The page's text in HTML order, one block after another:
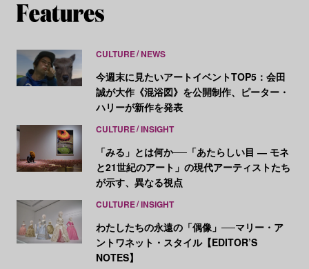
CULTURE NEWS
今週末に見たいアートイベントTOP5：会田
誠が大作《混浴図》を公開制作、ピーター・
ハリーが新作を発表
CULTURE INSIGHT
「みる」とは何か──「あたらしい目 ― モネ
と21世紀のアート」の現代アーティストたち
が示す、異なる視点
CULTURE INSIGHT
わたしたちの永遠の「偶像」──マリー・ア
ントワネット・スタイル【EDITOR’S
NOTES】